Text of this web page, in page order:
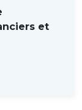
et
des
Exploitation
et